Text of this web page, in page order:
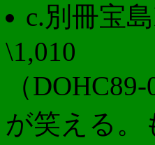
c.別冊宝
\1,010
（
が笑える。